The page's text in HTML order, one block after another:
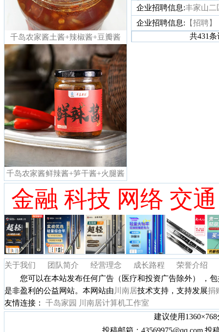
千岛农家酱土酱+辣椒酱+豆瓣酱
千岛农家酱鲜辣酱+笋干酱+火腿酱
时
企业招聘信息:丰家山二
企业招聘信息: 【招聘
共431
金融 科技 网络 交
关于我们 团队简介 经营理念 成长路程
荣誉介绍
您可以在本站发布任何广告（医疗和投资广告除外） ，包
是非盈利的公益网站。本网站由 川南居技术支持，支持发展捐
友情连接： 千岛家园 川南居计算机工作室
建议使用
投稿邮箱：43569975@qq.com 投